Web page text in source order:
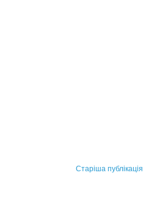
Старіша публікація